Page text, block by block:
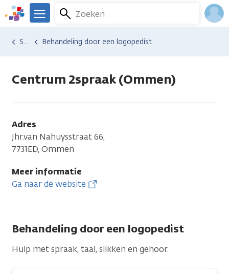
Overslaan
en
naar
We
er
Kanker.nl
Zoeken
Menu
Hulp en ondersteuning
Vind hulp bij kanker
Lichamelijke veranderingen
Spraakproblemen Behandeling door een logopedist
Centrum 2spraak (Ommen)
Adres
Jhr.van Nahuysstraat 66,
7731ED, Ommen
Meer informatie
Ga naar de website
Behandeling door een logopedist
Hulp met spraak, taal, slikken en gehoor.